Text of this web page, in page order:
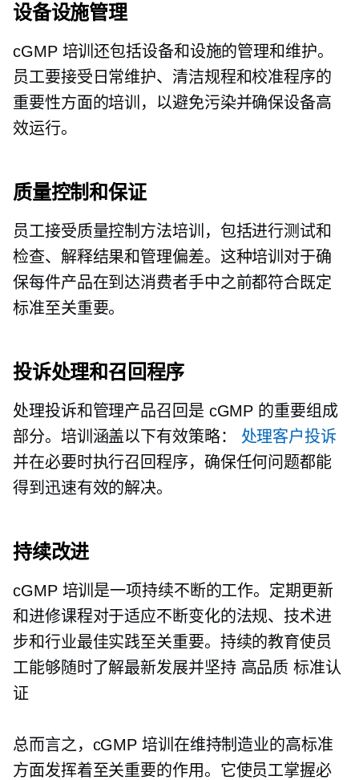
设备设施管理
cGMP 培训还包括设备和设施的管理和维护。
员工要接受日常维护、清洁规程和校准程序的
重要性方面的培训，以避免污染并确保设备高
效运行。
质量控制和保证
员工接受质量控制方法培训，包括进行测试和
检查、解释结果和管理偏差。这种培训对于确
保每件产品在到达消费者手中之前都符合既定
标准至关重要。
投诉处理和召回程序
处理投诉和管理产品召回是 cGMP 的重要组成
部分。培训涵盖以下有效策略： 处理客户投诉
并在必要时执行召回程序，确保任何问题都能
得到迅速有效的解决。
持续改进
cGMP 培训是一项持续不断的工作。定期更新
和进修课程对于适应不断变化的法规、技术进
步和行业最佳实践至关重要。持续的教育使员
工能够随时了解最新发展并坚持 高品质 标准认
证
总而言之，cGMP 培训在维持制造业的高标准
方面发挥着至关重要的作用。它使员工掌握必